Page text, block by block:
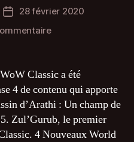
Date28 février 2020
sur
sortie
4
:
Bassin
d’Arathi,
Classic a été
4 de contenu qui apporte
d’Arathi : Un champ de
Zul’Gurub, le premier
4 Nouveaux World